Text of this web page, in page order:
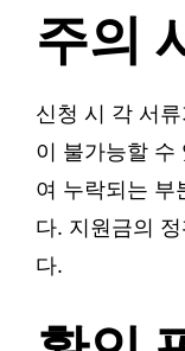
주의
신청 시 각 서
이 불가능할 수
여 누락되는 부
다. 지원금의
다.